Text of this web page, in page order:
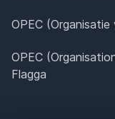
OPEC
OPEC
Flagga